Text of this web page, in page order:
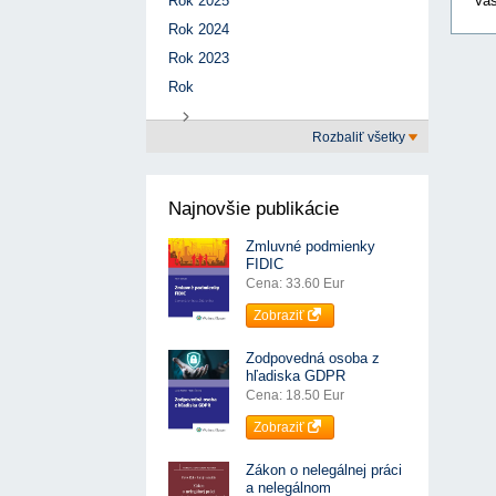
Rok 2024
Rok 2023
Rok
Rozbaliť všetky
Najnovšie publikácie
Zmluvné podmienky
FIDIC
Cena: 33.60 Eur
Zobraziť
Zodpovedná osoba z
hľadiska GDPR
Cena: 18.50 Eur
Zobraziť
Zákon o nelegálnej práci
a nelegálnom